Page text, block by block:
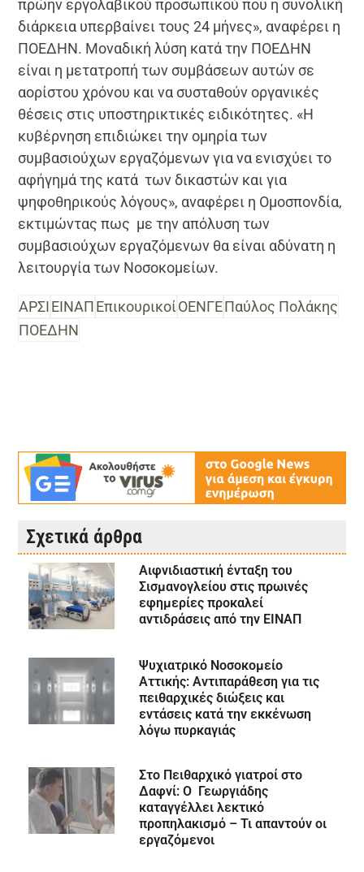
πρώην εργολαβικού προσωπικού που η συνολική
διάρκεια υπερβαίνει τους 24 μήνες», αναφέρει η
ΠΟΕΔΗΝ. Μοναδική λύση κατά την ΠΟΕΔΗΝ
είναι η μετατροπή των συμβάσεων αυτών σε
αορίστου χρόνου και να συσταθούν οργανικές
θέσεις στις υποστηρικτικές ειδικότητες. «Η
κυβέρνηση επιδιώκει την ομηρία των
συμβασιούχων εργαζόμενων για να ενισχύει το
αφήγημά της κατά των δικαστών και για
ψηφοθηρικούς λόγους», αναφέρει η Ομοσπονδία,
εκτιμώντας πως με την απόλυση των
συμβασιούχων εργαζόμενων θα είναι αδύνατη η
λειτουργία των Νοσοκομείων.
ΑΡΣΙΕΙΝΑΠΕπικουρικοίΟΕΝΓΕΠαύλος Πολάκης
ΠΟΕΔΗΝ
Σχετικά άρθρα
Αιφνιδιαστική ένταξη του
Σισμανογλείου στις πρωινές
εφημερίες προκαλεί
αντιδράσεις από την ΕΙΝΑΠ
Ψυχιατρικό Νοσοκομείο
Αττικής: Αντιπαράθεση για τις
πειθαρχικές διώξεις και
εντάσεις κατά την εκκένωση
λόγω πυρκαγιάς
Στο Πειθαρχικό γιατροί στο
Δαφνί: Ο Γεωργιάδης
καταγγέλλει λεκτικό
προπηλακισμό – Τι απαντούν οι
εργαζόμενοι